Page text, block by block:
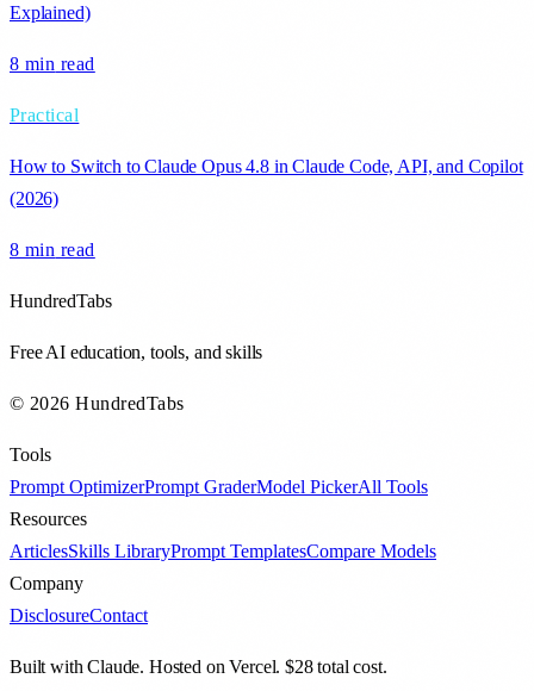
Explained)
8 min read
Practical
How to Switch to Claude Opus 4.8 in Claude Code, API, and Copilot
(2026)
8 min read
HundredTabs
Free AI education, tools, and skills
© 2026 HundredTabs
Tools
Prompt OptimizerPrompt GraderModel PickerAll Tools
Resources
ArticlesSkills LibraryPrompt TemplatesCompare Models
Company
DisclosureContact
Built with Claude. Hosted on Vercel. $28 total cost.